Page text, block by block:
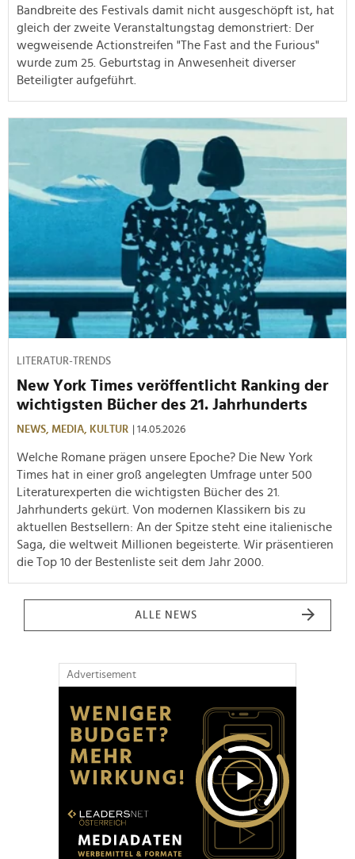
Bandbreite des Festivals damit nicht ausgeschöpft ist, hat
gleich der zweite Veranstaltungstag demonstriert: Der
wegweisende Actionstreifen "The Fast and the Furious"
wurde zum 25. Geburtstag in Anwesenheit diverser
Beteiligter aufgeführt.
LITERATUR-TRENDS
New York Times veröffentlicht Ranking der
wichtigsten Bücher des 21. Jahrhunderts
NEWS, MEDIA, KULTUR | 14.05.2026
Welche Romane prägen unsere Epoche? Die New York
Times hat in einer groß angelegten Umfrage unter 500
Literaturexperten die wichtigsten Bücher des 21.
Jahrhunderts gekürt. Von modernen Klassikern bis zu
aktuellen Bestsellern: An der Spitze steht eine italienische
Saga, die weltweit Millionen begeisterte. Wir präsentieren
die Top 10 der Bestenliste seit dem Jahr 2000.
ALLE NEWS
Advertisement